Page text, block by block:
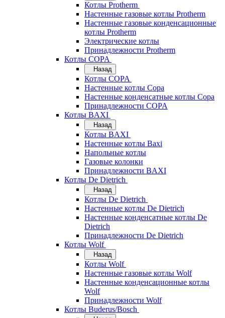
Котлы Protherm
Настенные газовые котлы Protherm
Настенные газовые конденсационные
котлы Protherm
Электрические котлы
Принадлежности Protherm
Котлы COPA
Назад
Котлы COPA
Настенные котлы Copa
Настенные конденсатные котлы Copa
Принадлежности COPA
Котлы BAXI
Назад
Котлы BAXI
Настенные котлы Baxi
Напольные котлы
Газовые колонки
Принадлежности BAXI
Котлы De Dietrich
Назад
Котлы De Dietrich
Настенные котлы De Dietrich
Настенные конденсатные котлы De
Dietrich
Принадлежности De Dietrich
Котлы Wolf
Назад
Котлы Wolf
Настенные газовые котлы Wolf
Настенные конденсационные котлы
Wolf
Принадлежности Wolf
Котлы Buderus/Bosch